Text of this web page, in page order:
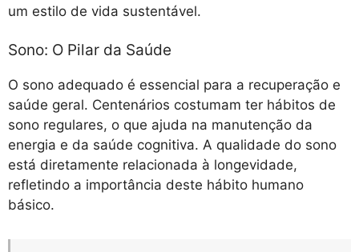
um estilo de vida sustentável.
Sono: O Pilar da Saúde
O sono adequado é essencial para a recuperação e
saúde geral. Centenários costumam ter hábitos de
sono regulares, o que ajuda na manutenção da
energia e da saúde cognitiva. A qualidade do sono
está diretamente relacionada à longevidade,
refletindo a importância deste hábito humano
básico.